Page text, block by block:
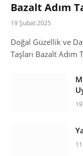
Bazalt Adım
19 Şubat 2025
Doğal Güzellik ve
Taşları Bazalt